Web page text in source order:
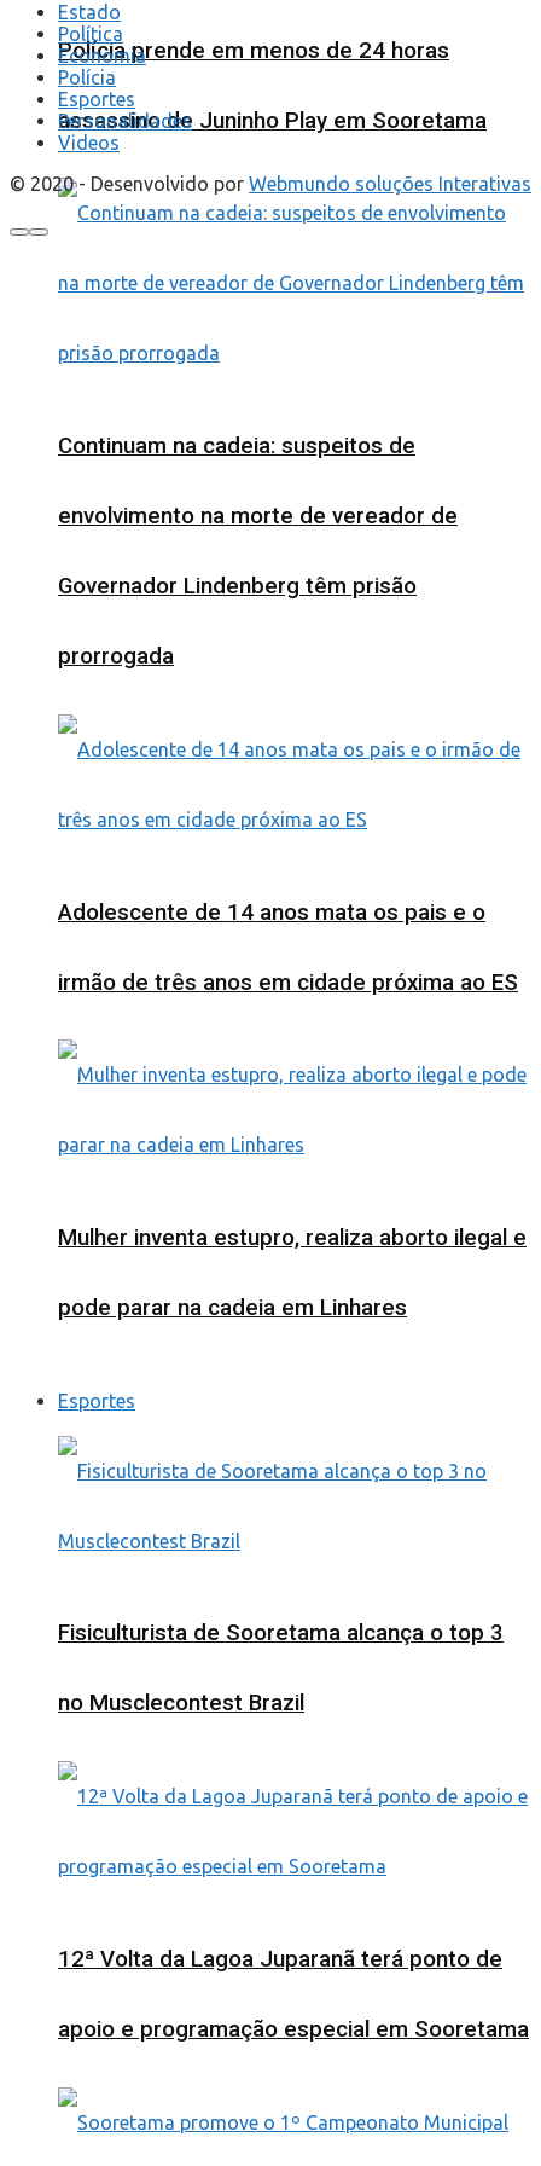
Polícia prende em menos de 24 horas
assassino de Juninho Play em Sooretama
Continuam na cadeia: suspeitos de
envolvimento na morte de vereador de
Governador Lindenberg têm prisão
prorrogada
Adolescente de 14 anos mata os pais e o
irmão de três anos em cidade próxima ao ES
Mulher inventa estupro, realiza aborto ilegal e
pode parar na cadeia em Linhares
Esportes
Fisiculturista de Sooretama alcança o top 3
no Musclecontest Brazil
12ª Volta da Lagoa Juparanã terá ponto de
apoio e programação especial em Sooretama
Estado
Política
Economia
Polícia
Esportes
Personalidades
Videos
© 2020 - Desenvolvido por Webmundo soluções Interativas